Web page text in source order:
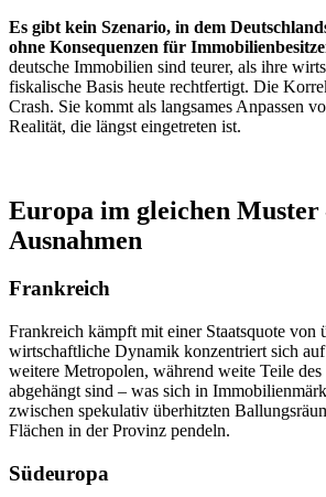
Es gibt kein Szenario, in dem
ohne Konsequenzen für
deutsche Immobilien sind teurer, als ihre
fiskalische Basis heute rechtfertigt. Die
Crash. Sie kommt als langsames Anpassen
Realität, die längst eingetreten ist.
Europa im gleichen
Ausnahmen
Frankreich
Frankreich kämpft mit einer Staatsquote von
wirtschaftliche Dynamik konzentriert sich
weitere Metropolen, während weite Teile
abgehängt sind – was sich in
zwischen spekulativ überhitzten
Flächen in der Provinz pendeln.
Südeuropa